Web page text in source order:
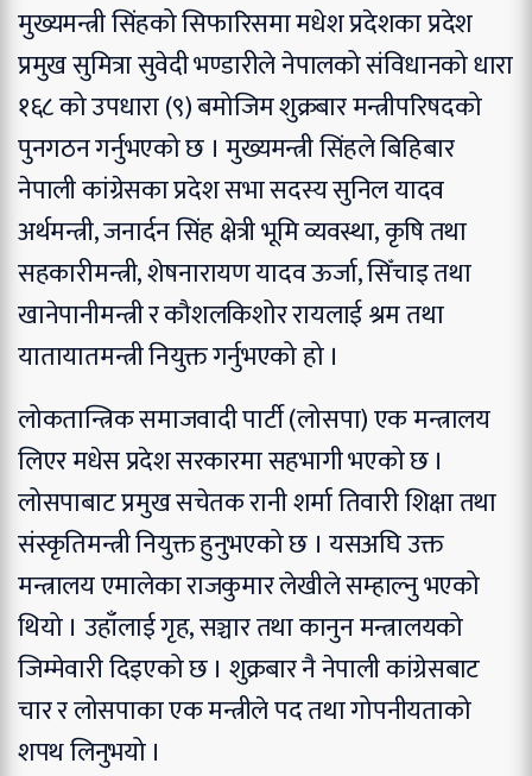
मुख्यमन्त्री सिंहको सिफारिसमा मधेश प्रदेशका प्रदेश
प्रमुख सुमित्रा सुवेदी भण्डारीले नेपालको संविधानको धारा
१६८ को उपधारा (९) बमोजिम शुक्रबार मन्त्रीपरिषदको
पुनगठन गर्नुभएको छ । मुख्यमन्त्री सिंहले बिहिबार
नेपाली कांग्रेसका प्रदेश सभा सदस्य सुनिल यादव
अर्थमन्त्री, जनार्दन सिंह क्षेत्री भूमि व्यवस्था, कृषि तथा
सहकारीमन्त्री, शेषनारायण यादव ऊर्जा, सिँचाइ तथा
खानेपानीमन्त्री र कौशलकिशोर रायलाई श्रम तथा
यातायातमन्त्री नियुक्त गर्नुभएको हो ।
लोकतान्त्रिक समाजवादी पार्टी (लोसपा) एक मन्त्रालय
लिएर मधेस प्रदेश सरकारमा सहभागी भएको छ ।
लोसपाबाट प्रमुख सचेतक रानी शर्मा तिवारी शिक्षा तथा
संस्कृतिमन्त्री नियुक्त हुनुभएको छ । यसअघि उक्त
मन्त्रालय एमालेका राजकुमार लेखीले सम्हाल्नु भएको
थियो । उहाँलाई गृह, सञ्चार तथा कानुन मन्त्रालयको
जिम्मेवारी दिइएको छ । शुक्रबार नै नेपाली कांग्रेसबाट
चार र लोसपाका एक मन्त्रीले पद तथा गोपनीयताको
शपथ लिनुभयो ।